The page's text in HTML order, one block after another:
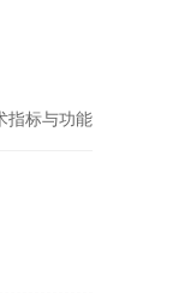
指标与功能